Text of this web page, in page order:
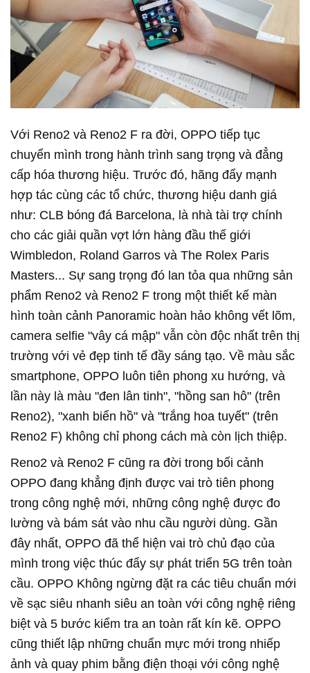
Với Reno2 và Reno2 F ra đời, OPPO tiếp tục
chuyển mình trong hành trình sang trọng và đẳng
cấp hóa thương hiệu. Trước đó, hãng đẩy mạnh
hợp tác cùng các tổ chức, thương hiệu danh giá
như: CLB bóng đá Barcelona, là nhà tài trợ chính
cho các giải quần vợt lớn hàng đầu thế giới
Wimbledon, Roland Garros và The Rolex Paris
Masters... Sự sang trọng đó lan tỏa qua những sản
phẩm Reno2 và Reno2 F trong một thiết kế màn
hình toàn cảnh Panoramic hoàn hảo không vết lõm,
camera selfie "vây cá mập" vẫn còn độc nhất trên thị
trường với vẻ đẹp tinh tế đầy sáng tạo. Về màu sắc
smartphone, OPPO luôn tiên phong xu hướng, và
lần này là màu "đen lân tinh", "hồng san hô" (trên
Reno2), "xanh biển hồ" và "trắng hoa tuyết" (trên
Reno2 F) không chỉ phong cách mà còn lịch thiệp.
Reno2 và Reno2 F cũng ra đời trong bối cảnh
OPPO đang khẳng định được vai trò tiên phong
trong công nghệ mới, những công nghệ được đo
lường và bám sát vào nhu cầu người dùng. Gần
đây nhất, OPPO đã thể hiện vai trò chủ đạo của
mình trong việc thúc đẩy sự phát triển 5G trên toàn
cầu. OPPO Không ngừng đặt ra các tiêu chuẩn mới
về sạc siêu nhanh siêu an toàn với công nghệ riêng
biệt và 5 bước kiểm tra an toàn rất kín kẽ. OPPO
cũng thiết lập những chuẩn mực mới trong nhiếp
ảnh và quay phim bằng điện thoại với công nghệ